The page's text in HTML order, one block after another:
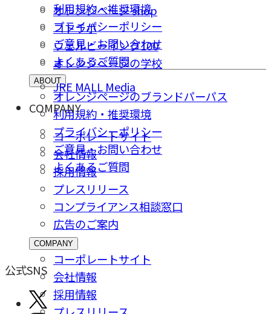
オレンジページ shop
コトラボ
ウェルビーイング100
オレンジページの学校
JRE MALL Media
利用規約・推奨環境
プライバシーポリシー
ご意⾒・お問い合わせ
よくあるご質問
ABOUT
オレンジページのブランドパーパス
利用規約・推奨環境
プライバシーポリシー
ご意⾒・お問い合わせ
よくあるご質問
COMPANY
コーポレートサイト
会社情報
採⽤情報
プレスリリース
コンプライアンス相談窓⼝
広告のご案内
COMPANY
コーポレートサイト
会社情報
採⽤情報
公式SNS